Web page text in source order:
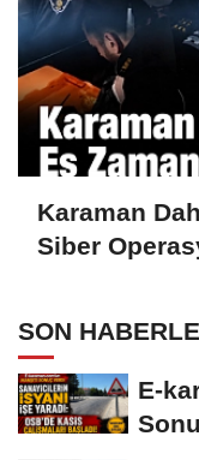
Karaman
Siber
SON
E-